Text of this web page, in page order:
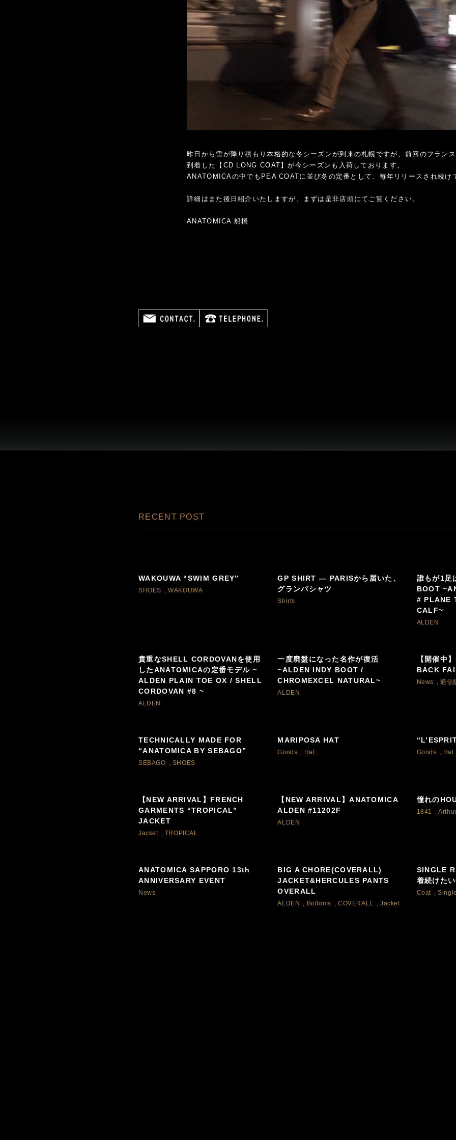
昨日から雪が降り積もり本格的な冬シーズンが到来の札幌ですが、前回のフランス
到着した【CD LONG COAT】が今シーズンも入荷しております。
ANATOMICAの中でもPEA COATに並び冬の定番として、毎年リリースされ続け
詳細はまた後日紹介いたしますが、まずは是非店頭にてご覧ください。
ANATOMICA 船橋
RECENT POST
WAKOUWA “SWIM GREY”
SHOES ,WAKOUWA
GP SHIRT — PARISから届いた、
グランパシャツ
Shirts
誰もが1足
BOOT
# PLANE
CALF~
ALDEN
貴重なSHELL CORDOVANを使用
したANATOMICAの定番モデル ~
ALDEN PLAIN TOE OX / SHELL
CORDOVAN #8 ~
ALDEN
一度廃盤になった名作が復活
~ALDEN INDY BOOT /
CHROMEXCEL NATURAL~
ALDEN
【開催中
BACK
News ,通信
TECHNICALLY MADE FOR
“ANATOMICA BY SEBAGO”
SEBAGO SHOES
MARIPOSA HAT
Goods Hat Goods Hat
【NEW ARRIVAL】FRENCH
GARMENTS “TROPICAL”
JACKET
Jacket TROPICAL
【NEW ARRIVAL】ANATOMICA
ALDEN #11202F
ALDEN
憧れの
1841 ,Arthur
ANATOMICA SAPPORO 13th
ANNIVERSARY EVENT
News
BIG A CHORE(COVERALL)
JACKET&HERCULES PANTS
OVERALL
ALDEN Bottoms COVERALL Jacket
SINGLE
着続けた
Coat ,